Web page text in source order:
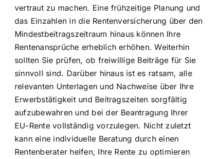
vertraut zu machen. Eine frühzeitige Planung und
das Einzahlen in die Rentenversicherung über den
Mindestbeitragszeitraum hinaus können Ihre
Rentenansprüche erheblich erhöhen. Weiterhin
sollten Sie prüfen, ob freiwillige Beiträge für Sie
sinnvoll sind. Darüber hinaus ist es ratsam, alle
relevanten Unterlagen und Nachweise über Ihre
Erwerbstätigkeit und Beitragszeiten sorgfältig
aufzubewahren und bei der Beantragung Ihrer
EU-Rente vollständig vorzulegen. Nicht zuletzt
kann eine individuelle Beratung durch einen
Rentenberater helfen, Ihre Rente zu optimieren